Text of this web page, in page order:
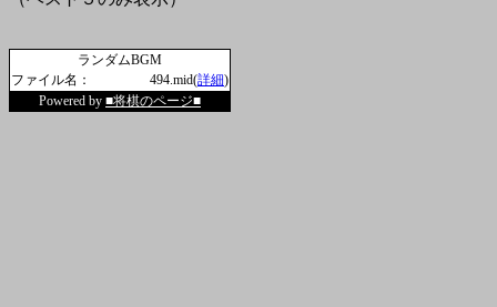
ランダムBGM
ファイル名：
494.mid(詳細)
Powered by ■将棋のページ■